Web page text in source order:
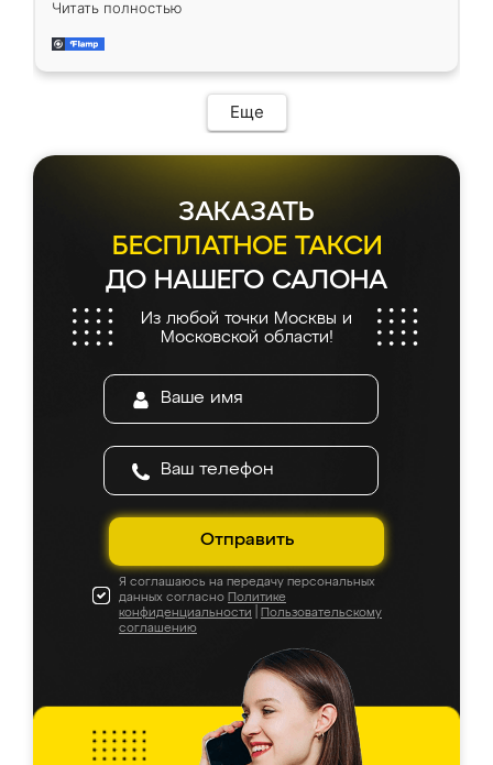
довольны работой. Спасибо Ренессанс
мебель за качественную работу!
Читать полностью
Еще
ЗАКАЗАТЬ
БЕСПЛАТНОЕ ТАКСИ
ДО НАШЕГО САЛОНА
Из любой точки Москвы и
Московской области!
Отправить
Я соглашаюсь на передачу персональных
данных согласно Политике
конфиденциальности
Пользовательскому
соглашению